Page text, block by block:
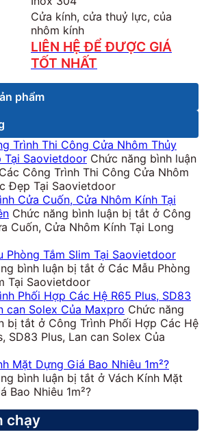
Cửa kính, cửa thuỷ lực, của
nhôm kính
LIÊN HỆ ĐỂ ĐƯỢC GIÁ
TỐT NHẤT
phẩm
Trình Thi Công Cửa Nhôm Thủy
Tại Saovietdoor Chức năng bình luận
Công Trình Thi Công Cửa Nhôm
Đẹp Tại Saovietdoor
Cửa Cuốn, Cửa Nhôm Kính Tại
Chức năng bình luận bị tắt ở Công
Cuốn, Cửa Nhôm Kính Tại Long
Phòng Tắm Slim Tại Saovietdoor
bình luận bị tắt ở Các Mẫu Phòng
Tại Saovietdoor
Phối Hợp Các Hệ R65 Plus, SD83
can Solex Của Maxpro Chức năng
bị tắt ở Công Trình Phối Hợp Các Hệ
SD83 Plus, Lan can Solex Của
Mặt Dựng Giá Bao Nhiêu 1m²?
bình luận bị tắt ở Vách Kính Mặt
Bao Nhiêu 1m²?
chạy